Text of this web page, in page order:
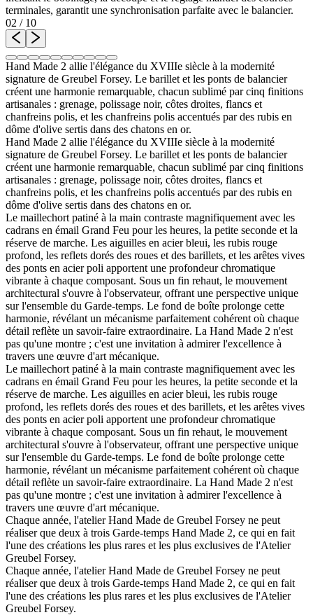
terminales, garantit une synchronisation parfaite avec le balancier.
02 / 10
Hand Made 2 allie l'élégance du XVIIIe siècle à la modernité
signature de Greubel Forsey. Le barillet et les ponts de balancier
créent une harmonie remarquable, chacun sublimé par cinq finitions
artisanales : grenage, polissage noir, côtes droites, flancs et
chanfreins polis, et les chanfreins polis accentués par des rubis en
dôme d'olive sertis dans des chatons en or.
Hand Made 2 allie l'élégance du XVIIIe siècle à la modernité
signature de Greubel Forsey. Le barillet et les ponts de balancier
créent une harmonie remarquable, chacun sublimé par cinq finitions
artisanales : grenage, polissage noir, côtes droites, flancs et
chanfreins polis, et les chanfreins polis accentués par des rubis en
dôme d'olive sertis dans des chatons en or.
Le maillechort patiné à la main contraste magnifiquement avec les
cadrans en émail Grand Feu pour les heures, la petite seconde et la
réserve de marche. Les aiguilles en acier bleui, les rubis rouge
profond, les reflets dorés des roues et des barillets, et les arêtes vives
des ponts en acier poli apportent une profondeur chromatique
vibrante à chaque composant. Sous un fin rehaut, le mouvement
architectural s'ouvre à l'observateur, offrant une perspective unique
sur l'ensemble du Garde-temps. Le fond de boîte prolonge cette
harmonie, révélant un mécanisme parfaitement cohérent où chaque
détail reflète un savoir-faire extraordinaire. La Hand Made 2 n'est
pas qu'une montre ; c'est une invitation à admirer l'excellence à
travers une œuvre d'art mécanique.
Le maillechort patiné à la main contraste magnifiquement avec les
cadrans en émail Grand Feu pour les heures, la petite seconde et la
réserve de marche. Les aiguilles en acier bleui, les rubis rouge
profond, les reflets dorés des roues et des barillets, et les arêtes vives
des ponts en acier poli apportent une profondeur chromatique
vibrante à chaque composant. Sous un fin rehaut, le mouvement
architectural s'ouvre à l'observateur, offrant une perspective unique
sur l'ensemble du Garde-temps. Le fond de boîte prolonge cette
harmonie, révélant un mécanisme parfaitement cohérent où chaque
détail reflète un savoir-faire extraordinaire. La Hand Made 2 n'est
pas qu'une montre ; c'est une invitation à admirer l'excellence à
travers une œuvre d'art mécanique.
Chaque année, l'atelier Hand Made de Greubel Forsey ne peut
réaliser que deux à trois Garde-temps Hand Made 2, ce qui en fait
l'une des créations les plus rares et les plus exclusives de l'Atelier
Greubel Forsey.
Chaque année, l'atelier Hand Made de Greubel Forsey ne peut
réaliser que deux à trois Garde-temps Hand Made 2, ce qui en fait
l'une des créations les plus rares et les plus exclusives de l'Atelier
Greubel Forsey.